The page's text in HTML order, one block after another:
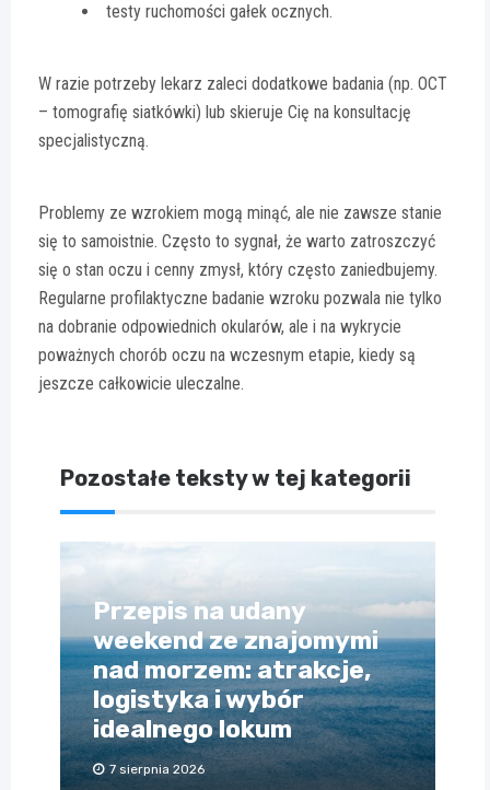
testy ruchomości gałek ocznych.
W razie potrzeby lekarz zaleci dodatkowe badania (np. OCT
– tomografię siatkówki) lub skieruje Cię na konsultację
specjalistyczną.
Problemy ze wzrokiem mogą minąć, ale nie zawsze stanie
się to samoistnie. Często to sygnał, że warto zatroszczyć
się o stan oczu i cenny zmysł, który często zaniedbujemy.
Regularne profilaktyczne badanie wzroku pozwala nie tylko
na dobranie odpowiednich okularów, ale i na wykrycie
poważnych chorób oczu na wczesnym etapie, kiedy są
jeszcze całkowicie uleczalne.
Pozostałe teksty w tej kategorii
Przepis na udany
weekend ze znajomymi
nad morzem: atrakcje,
logistyka i wybór
idealnego lokum
7 sierpnia 2026